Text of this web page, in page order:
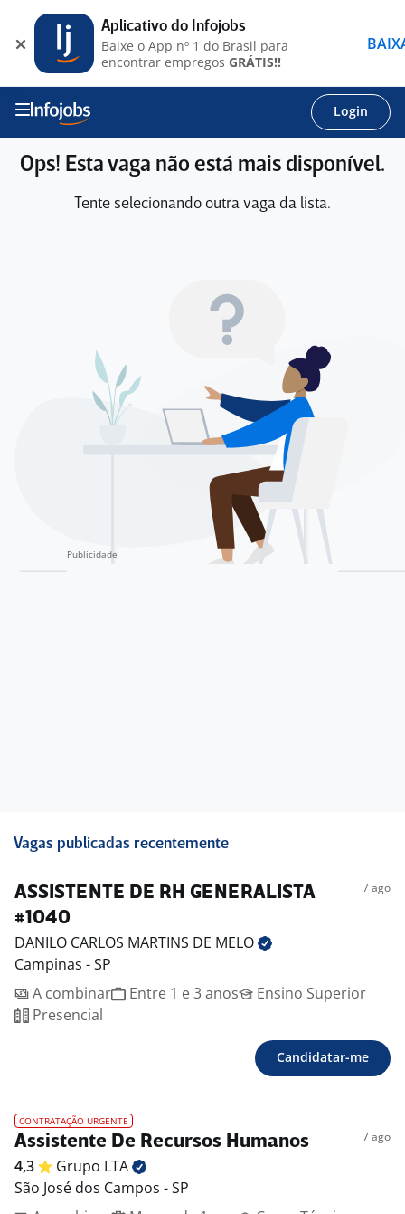
Login
Ops! Esta vaga não está mais disponível.
Tente selecionando outra vaga da lista.
Vagas publicadas recentemente
ASSISTENTE DE RH GENERALISTA
#1040
7 ago
DANILO CARLOS MARTINS DE MELO
Campinas - SP
A combinar
Entre 1 e 3 anos
Ensino Superior
Presencial
Candidatar-me
CONTRATAÇÃO URGENTE
Assistente De Recursos Humanos 7 ago
4,3 Grupo LTA
São José dos Campos - SP
Aplicativo do Infojobs
Baixe o App nº 1 do Brasil para
encontrar empregos GRÁTIS!!